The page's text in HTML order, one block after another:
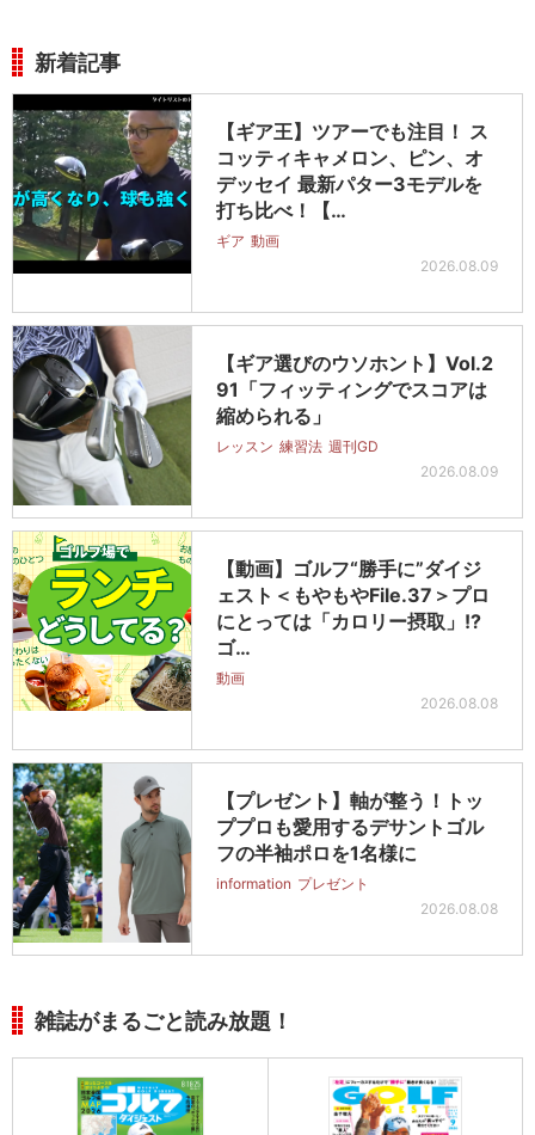
新着記事
【ギア王】ツアーでも注目！ ス
コッティキャメロン、ピン、オ
デッセイ 最新パター3モデルを
打ち比べ！【…
ギア 動画
2026.08.09
【ギア選びのウソホント】Vol.2
91「フィッティングでスコアは
縮められる」
レッスン 練習法 週刊GD
2026.08.09
【動画】ゴルフ“勝手に”ダイジ
ェスト＜もやもやFile.37＞プロ
にとっては「カロリー摂取」!?
ゴ…
動画
2026.08.08
【プレゼント】軸が整う！トッ
ププロも愛用するデサントゴル
フの半袖ポロを1名様に
information プレゼント
2026.08.08
雑誌がまるごと読み放題！